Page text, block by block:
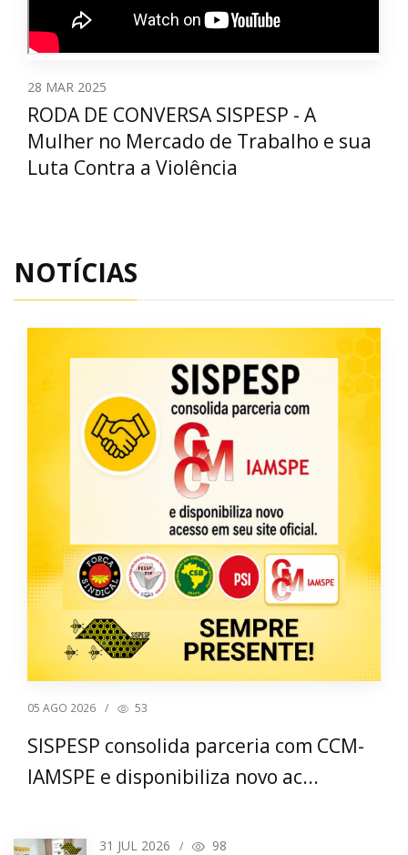
28 MAR 2025
RODA DE CONVERSA SISPESP - A
Mulher no Mercado de Trabalho e sua
Luta Contra a Violência
NOTÍCIAS
05 AGO 2026 / 53
SISPESP consolida parceria com CCM-
IAMSPE e disponibiliza novo ac...
31 JUL 2026 / 98